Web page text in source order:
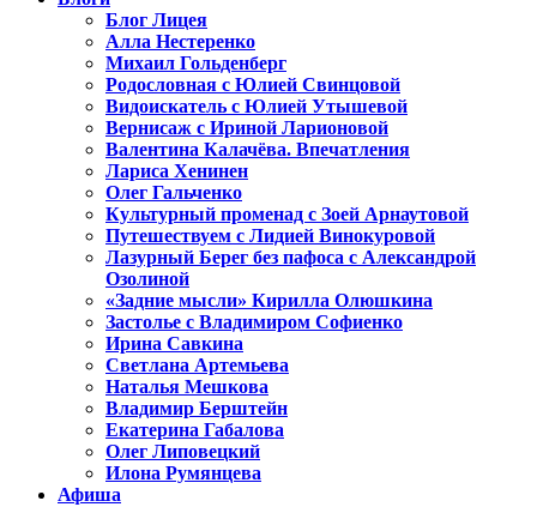
Блог Лицея
Алла Нестеренко
Михаил Гольденберг
Родословная с Юлией Свинцовой
Видоискатель с Юлией Утышевой
Вернисаж с Ириной Ларионовой
Валентина Калачёва. Впечатления
Лариса Хенинен
Олег Гальченко
Культурный променад с Зоей Арнаутовой
Путешествуем с Лидией Винокуровой
Лазурный Берег без пафоса с Александрой
Озолиной
«Задние мысли» Кирилла Олюшкина
Застолье с Владимиром Софиенко
Ирина Савкина
Светлана Артемьева
Наталья Мешкова
Владимир Берштейн
Екатерина Габалова
Олег Липовецкий
Илона Румянцева
Афиша